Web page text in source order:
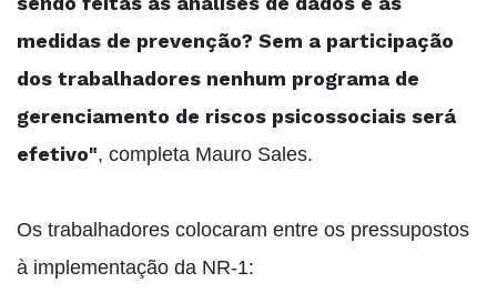
medidas de prevenção? Sem a participação
dos trabalhadores nenhum programa de
gerenciamento de riscos psicossociais será
efetivo", completa Mauro Sales.
Os trabalhadores colocaram entre os pressupostos
à implementação da NR-1: